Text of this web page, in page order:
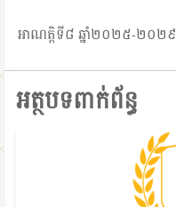
អាណត្តិទី៨ ឆ្នាំ២០២៥-២០២៩
អត្ថបទពាក់ព័ន្ធ